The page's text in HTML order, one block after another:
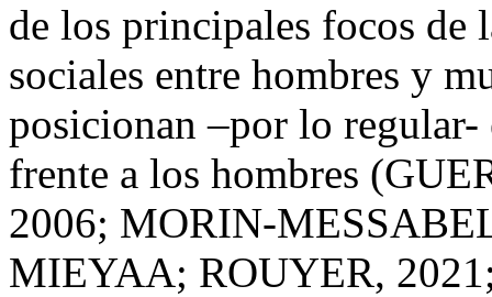
de los principales focos de
sociales entre hombres y
posicionan –por lo
frente a los hombres
2006; MORIN-
MIEYAA; ROUYER,